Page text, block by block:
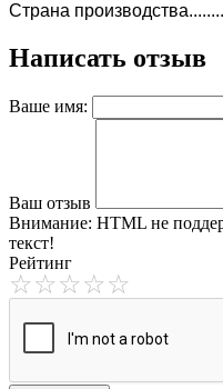
Страна
Написать отзыв
Ваше имя:
Ваш отзыв
Внимание: HTML не
текст!
Рейтинг